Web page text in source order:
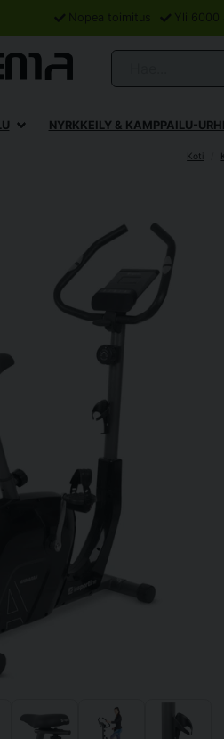
Nopea toimitus Yli 6000
NYRKKEILY & KAMPPAILU-
Koti